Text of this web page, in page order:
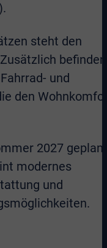
steht den
befinden
und
den
2027
modernes
und